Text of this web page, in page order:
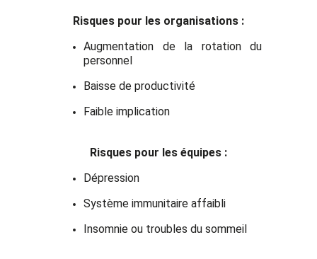
Risques pour les organisations :
Augmentation de la rotation du
personnel
Baisse de productivité
Faible implication
Risques pour les équipes :
Dépression
Système immunitaire affaibli
Insomnie ou troubles du sommeil